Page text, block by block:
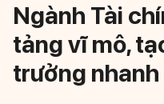
Ngành Tài
tảng vĩ mô,
trưởng